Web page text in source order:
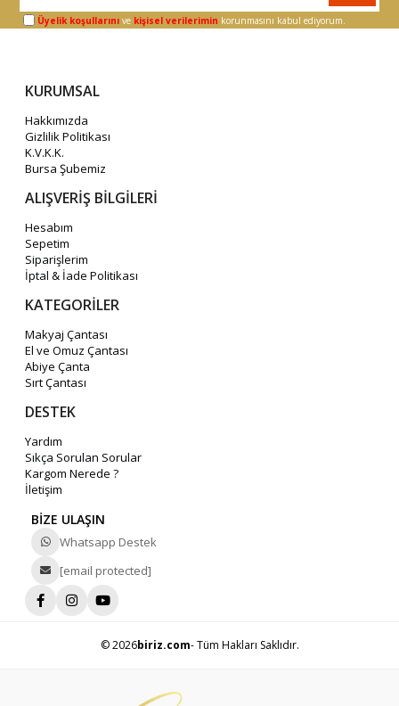
Üyelik koşullarını ve kişisel verilerimin korunmasını kabul ediyorum.
KURUMSAL
Hakkımızda
Gizlilik Politikası
K.V.K.K.
Bursa Şubemiz
ALIŞVERİŞ BİLGİLERİ
Hesabım
Sepetim
Siparişlerim
İptal & İade Politikası
KATEGORİLER
Makyaj Çantası
El ve Omuz Çantası
Abiye Çanta
Sırt Çantası
DESTEK
Yardım
Sıkça Sorulan Sorular
Kargom Nerede ?
İletişim
BİZE ULAŞIN
Whatsapp Destek
[email protected]
© 2026biriz.com- Tüm Hakları Saklıdır.